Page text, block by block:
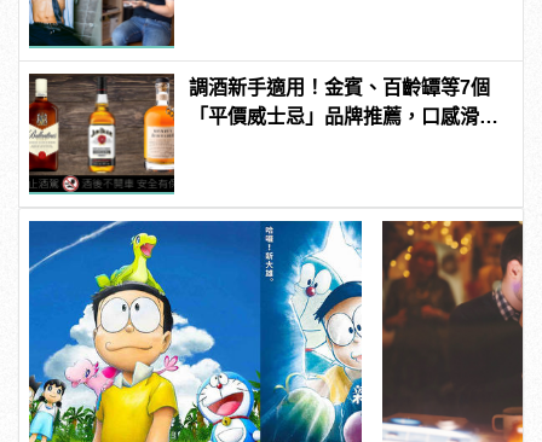
調酒新手適用！金賓、百齡罈等7個
「平價威士忌」品牌推薦，口感滑順